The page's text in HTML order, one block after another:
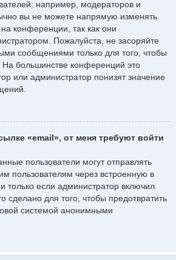
например, модераторов и
вы не можете напрямую изменять
конференции, так как они
Пожалуйста, не засоряйте
сообщениями только для того, чтобы
На большинстве конференций это
или администратор понизят значение
«email», от меня требуют войти
пользователи могут отправлять
пользователям через встроенную в
если администратор включил
сделано для того, чтобы предотвратить
системой анонимными